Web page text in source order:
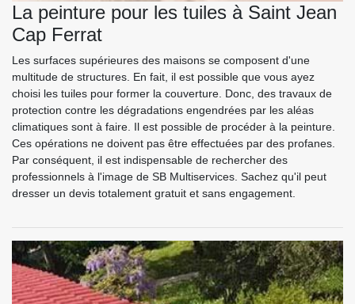
La peinture pour les tuiles à Saint Jean
Cap Ferrat
Les surfaces supérieures des maisons se composent d'une
multitude de structures. En fait, il est possible que vous ayez
choisi les tuiles pour former la couverture. Donc, des travaux de
protection contre les dégradations engendrées par les aléas
climatiques sont à faire. Il est possible de procéder à la peinture.
Ces opérations ne doivent pas être effectuées par des profanes.
Par conséquent, il est indispensable de rechercher des
professionnels à l'image de SB Multiservices. Sachez qu'il peut
dresser un devis totalement gratuit et sans engagement.